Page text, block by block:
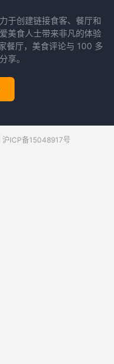
于创建链接食客、餐厅和
美食人士带来非凡的体验
餐厅，美食评论与 100 多
享。
沪ICP备15048917号